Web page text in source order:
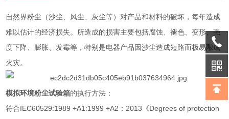
自然界粉尘（沙尘、风尘、灰尘等）对产品和材料的破坏，每年造成
难以估计的经济损失。所造成的损害主要包括腐蚀、褪色、变形、强
度下降、膨胀、发霉等，特别是电器产品因沙尘造成短路而极易酿成
火灾。
模拟环境粉尘试验箱的执行方法：
符合IEC60529:1989 +A1:1999 +A2：2013《Degrees of protection